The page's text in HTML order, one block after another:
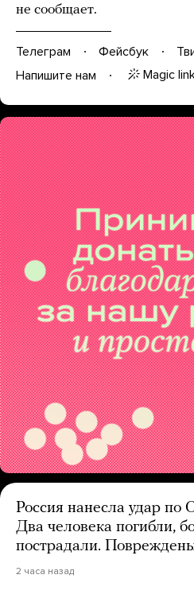
не сообщает.
Телеграм Фейсбук
Напишите нам
Magic
Россия нанесла удар по
Два человека погибли,
пострадали.
2 часа назад